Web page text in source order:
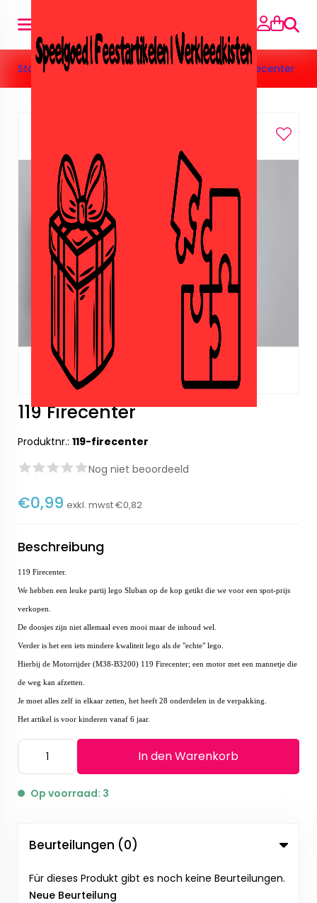
Suche
Startseite» Speelgoed»Nep lego/Sluban»119 Firecenter
119 Firecenter
Produktnr.: 119-firecenter
Nog niet beoordeeld
€0,99 exkl. mwst€0,82
Beschreibung
119 Firecenter.
We hebben een leuke partij lego Sluban op de kop getikt die we voor een spot-prijs
verkopen.
De doosjes zijn niet allemaal even mooi maar de inhoud wel.
Verder is het een iets mindere kwaliteit lego als de "echte" lego.
Hierbij de Motorrijder (M38-B3200) 119 Firecenter; een motor met een mannetje die
de weg kan afzetten.
Je moet alles zelf in elkaar zetten, het heeft 28 onderdelen in de verpakking.
Het artikel is voor kinderen vanaf 6 jaar.
In den Warenkorb
Op voorraad: 3
Beurteilungen (0)
Für dieses Produkt gibt es noch keine Beurteilungen.
Neue Beurteilung